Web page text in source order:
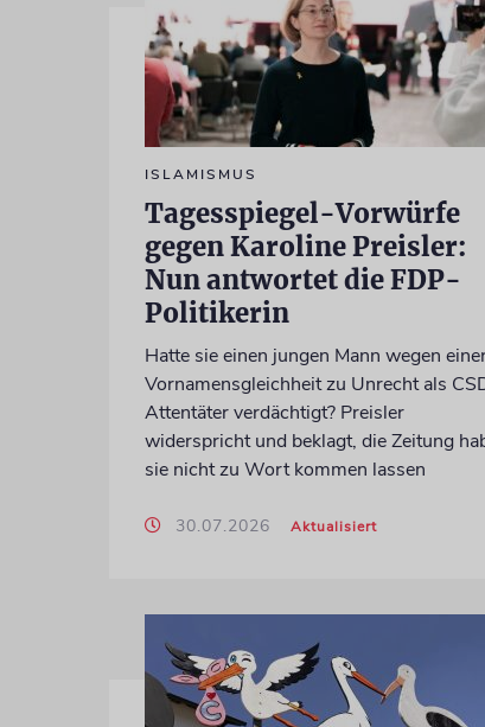
ISLAMISMUS
Tagesspiegel-Vorwürfe
gegen Karoline Preisler:
Nun antwortet die FDP-
Politikerin
Hatte sie einen jungen Mann wegen
Vornamensgleichheit zu Unrecht als
Attentäter verdächtigt? Preisler
widerspricht und beklagt, die Zeitung
sie nicht zu Wort kommen lassen
30.07.2026 Aktualisiert